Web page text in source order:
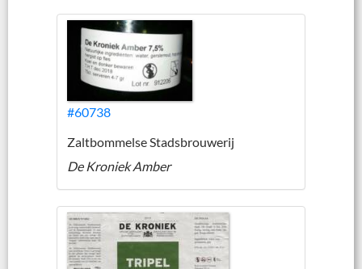
#60738
Zaltbommelse Stadsbrouwerij
De Kroniek Amber